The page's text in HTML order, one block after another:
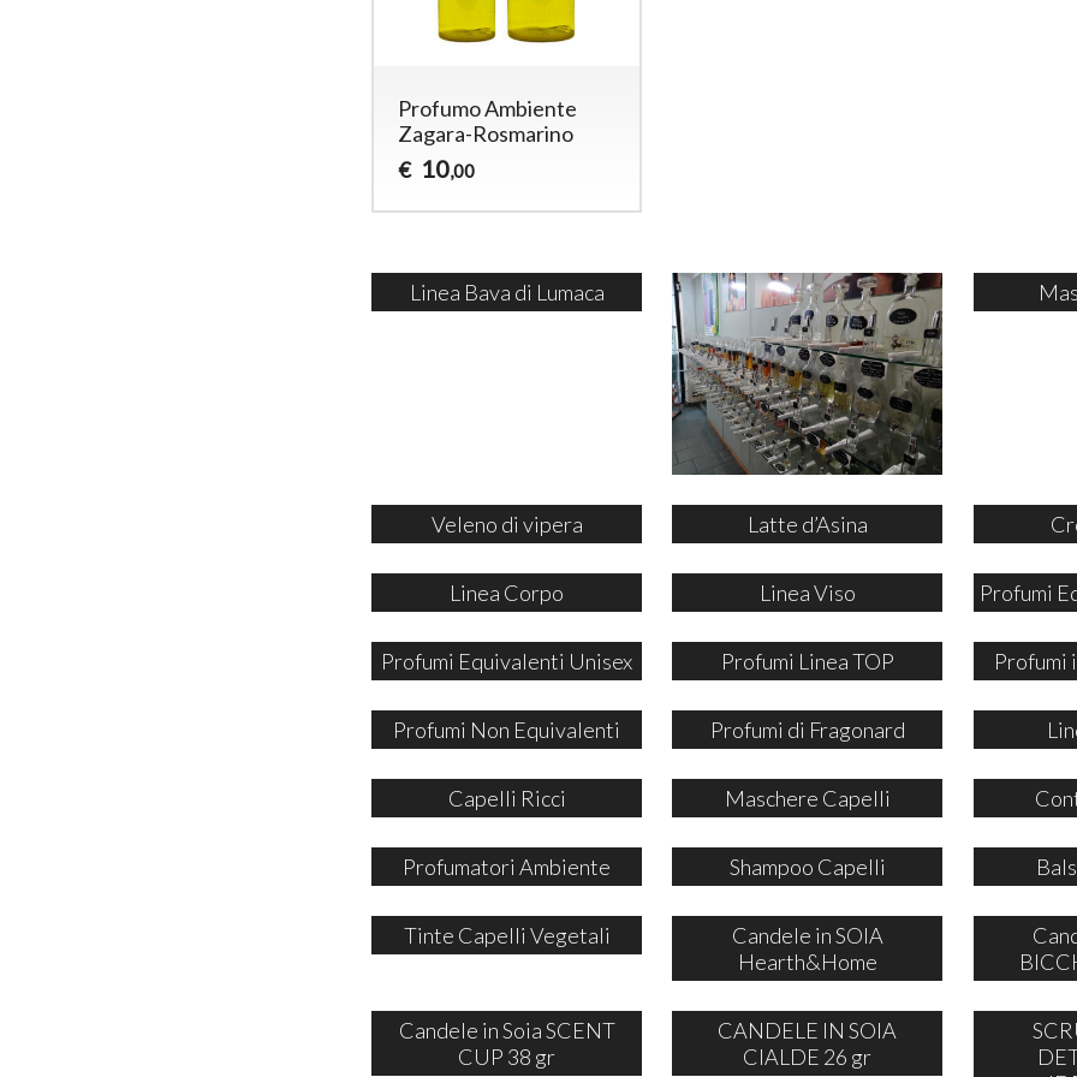
Profumo Ambiente
Zagara-Rosmarino
€ 10,00
Linea Bava di Lumaca
Veleno di vipera Latte d’Asina
Linea Corpo Linea Viso Profumi
Profumi Equivalenti Unisex Profumi Linea TOP Profumi
Profumi Non Equivalenti Profumi di Fragonard
Capelli Ricci Maschere Capelli
Profumatori Ambiente Shampoo Capelli
Tinte Capelli Vegetali
Candele in SOIA
Hearth&Home
Candele in Soia SCENT
CUP 38 gr
CANDELE IN SOIA
CIALDE 26 gr